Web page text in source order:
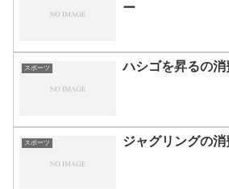
ー
スポーツ ハシゴを昇るの
スポーツ ジャグリングの